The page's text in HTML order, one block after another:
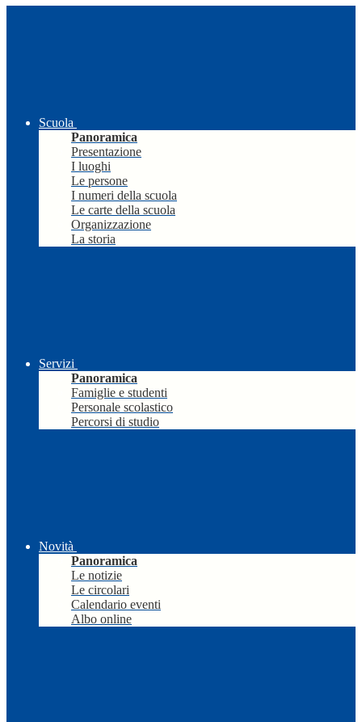
Scuola
Panoramica
Presentazione
I luoghi
Le persone
I numeri della scuola
Le carte della scuola
Organizzazione
La storia
Servizi
Panoramica
Famiglie e studenti
Personale scolastico
Percorsi di studio
Novità
Panoramica
Le notizie
Le circolari
Calendario eventi
Albo online